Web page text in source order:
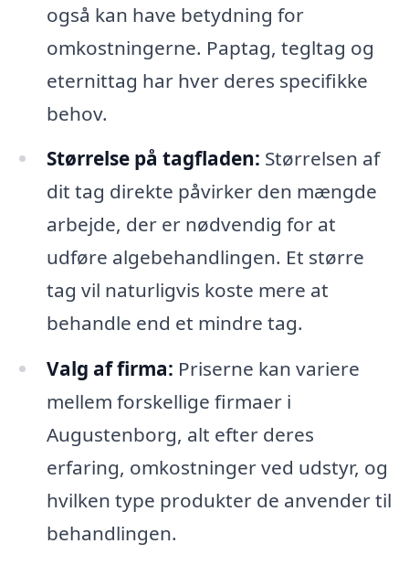
også kan have betydning for
omkostningerne. Paptag, tegltag og
eternittag har hver deres specifikke
behov.
Størrelse på tagfladen: Størrelsen af
dit tag direkte påvirker den mængde
arbejde, der er nødvendig for at
udføre algebehandlingen. Et større
tag vil naturligvis koste mere at
behandle end et mindre tag.
Valg af firma: Priserne kan variere
mellem forskellige firmaer i
Augustenborg, alt efter deres
erfaring, omkostninger ved udstyr, og
hvilken type produkter de anvender til
behandlingen.